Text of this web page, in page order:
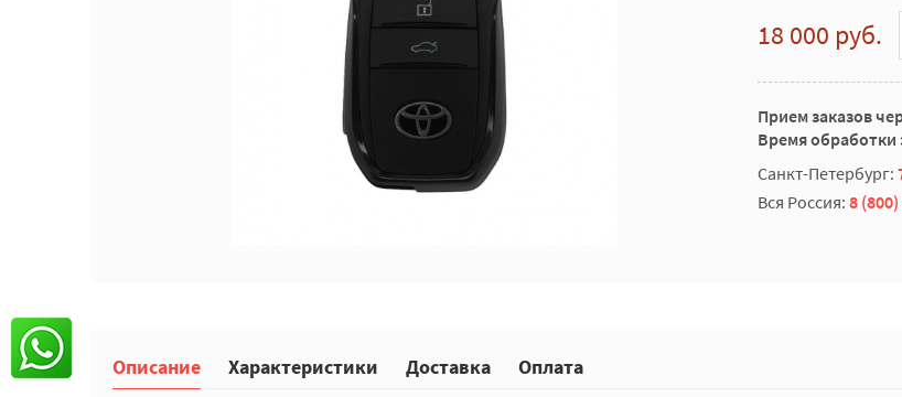
18 000 руб.
Прием заказов
Время обработки
Санкт-Петербург:
Вся Россия: 8
Описание Характеристики Доставка Оплата